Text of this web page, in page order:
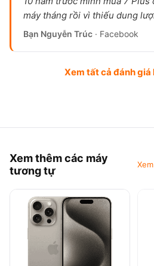
máy tháng rồi vì thiếu dung
Bạn Nguyễn Trúc · Facebook
Xem tất cả đánh giá
Xem thêm các máy
tương tự